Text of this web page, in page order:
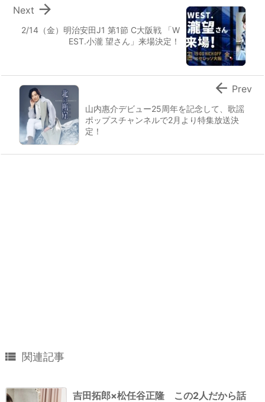
2/14（金）明治安田J1 第1節 C大阪戦 「W
EST.小瀧 望さん」来場決定！

Next
山内惠介デビュー25周年を記念して、歌謡
ポップスチャンネルで2月より特集放送決
定！
 Prev
 関連記事
吉田拓郎×松任谷正隆 この2人だから話